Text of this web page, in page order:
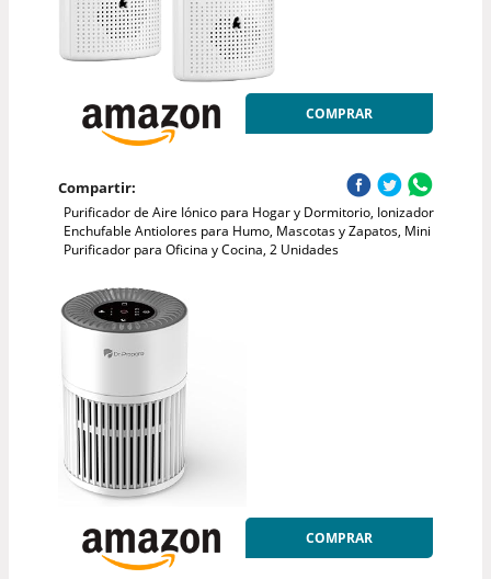
COMPRAR
Compartir:
Purificador de Aire Iónico para Hogar y Dormitorio, Ionizador
Enchufable Antiolores para Humo, Mascotas y Zapatos, Mini
Purificador para Oficina y Cocina, 2 Unidades
COMPRAR